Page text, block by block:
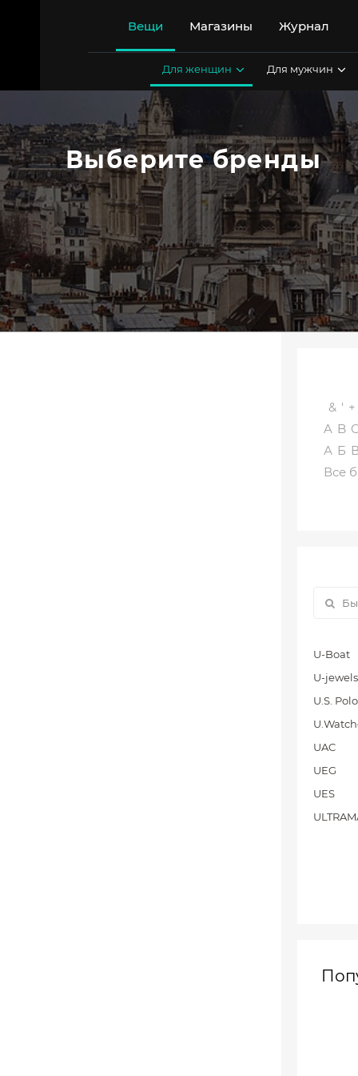
Вещи Магазины Журнал
Для женщин Для мужчин
Выберите бренды
& ' +
A B
А Б
Все
U-Boat
U-jewels
U.S.
UAC
UEG
UES